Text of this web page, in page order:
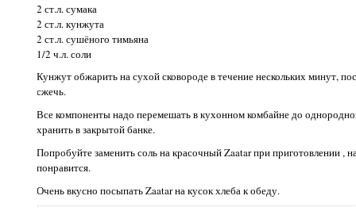
2 ст.л. сумака
2 ст.л. кунжута
2 ст.л. сушёного тимьяна
1/2 ч.л. соли
Кунжут обжарить на сухой сковороде в течение нескольких минут,
сжечь.
Все компоненты надо перемешать в кухонном комбайне до
хранить в закрытой банке.
Попробуйте заменить соль на красочный Zaatar при приготовлении
понравится.
Очень вкусно посыпать Zaatar на кусок хлеба к обеду.